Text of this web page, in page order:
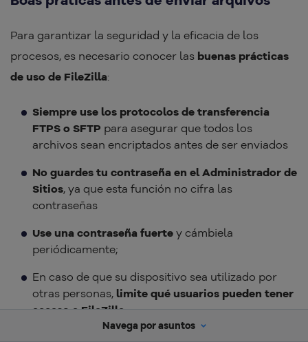
Para garantizar la seguridad y la eficacia de los
procesos, es necesario conocer las buenas prácticas
de uso de FileZilla:
Siempre use los protocolos de transferencia
FTPS o SFTP para asegurar que todos los
archivos sean encriptados antes de ser enviados
No guardes tu contraseña en el Administrador de
Sitios, ya que esta función no cifra las
contraseñas
Use una contraseña fuerte y cámbiela
periódicamente;
En caso de que su dispositivo sea utilizado por
otras personas, limite qué usuarios pueden tener
acceso a FileZilla
Navega por asuntos